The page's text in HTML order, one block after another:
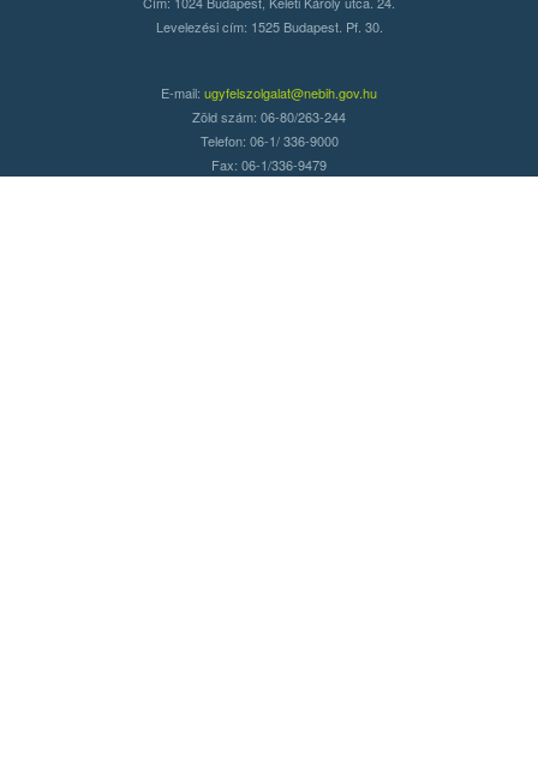
Levelezési cím: 1525 Budapest. Pf. 30.
E-mail: ugyfelszolgalat@nebih.gov.hu
Zöld szám: 06-80/263-244
Telefon: 06-1/ 336-9000
Fax: 06-1/336-9479